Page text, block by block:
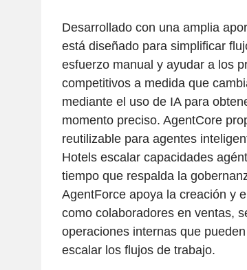
Desarrollado con una amplia
está diseñado para simplificar
esfuerzo manual y ayudar a los
competitivos a medida que
mediante el uso de IA para
momento preciso. AgentCore
reutilizable para agentes
Hotels escalar capacidades
tiempo que respalda la
AgentForce apoya la creación y
como colaboradores en ventas,
operaciones internas que
escalar los flujos de trabajo.